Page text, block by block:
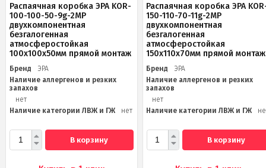
Распаячная коробка ЭРА KOR-
100-100-50-9g-2MP
двухкомпонентная
безгалогенная
атмосферостойкая
100х100х50мм прямой монтаж
Бренд
ЭРА
Наличие аллергенов и резких
запахов
нет
Наличие категории ЛВЖ и ГЖ
нет
В корзину
Распаячная коробка ЭРА
150-110-70-11g-2MP
двухкомпонентная
безгалогенная
атмосферостойкая
150х110х70мм прямой монтаж
Бренд
ЭРА
Наличие аллергенов и резких
запахов
нет
Наличие категории ЛВЖ и ГЖ
В корзину